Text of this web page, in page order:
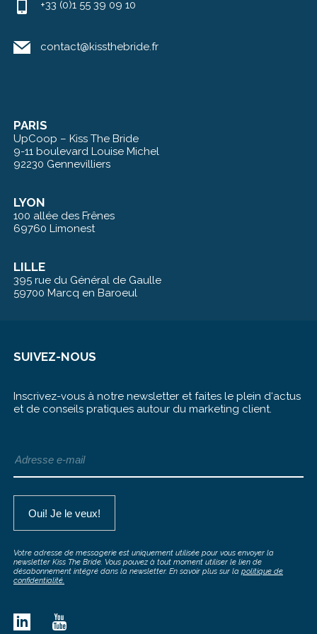
+33 (0)1 55 39 09 10
contact@kissthebride.fr
PARIS
UpCoop – Kiss The Bride
9-11 boulevard Louise Michel
92230 Gennevilliers
LYON
100 allée des Frênes
69760 Limonest
LILLE
395 rue du Général de Gaulle
59700 Marcq en Baroeul
SUIVEZ-NOUS
Inscrivez-vous à notre newsletter et faites le plein d‘actus
et de conseils pratiques autour du marketing client.
Votre adresse de messagerie est uniquement utilisée pour vous envoyer la
newsletter Kiss The Bride. Vous pouvez à tout moment utiliser le lien de
désabonnement intégré dans la newsletter. En savoir plus sur la politique de
confidentialité.